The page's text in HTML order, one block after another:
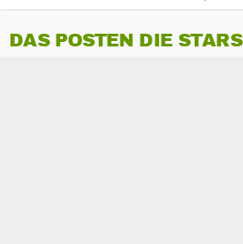
DAS POSTEN DIE STARS